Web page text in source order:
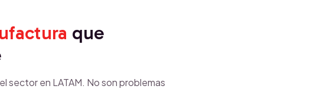
que
sector en LATAM. No son problemas